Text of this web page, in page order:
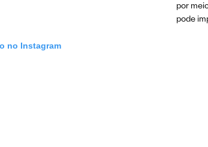
no Instagram
por
pode